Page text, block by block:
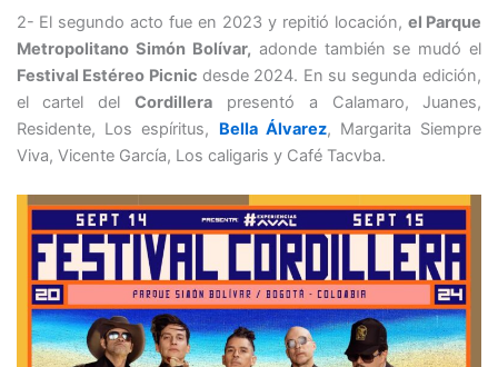
2- El segundo acto fue en 2023 y repitió locación, el Parque
Metropolitano Simón Bolívar, adonde también se mudó el
Festival Estéreo Picnic desde 2024. En su segunda edición,
el cartel delCordillera presentó a Calamaro, Juanes,
Residente, Los espíritus, Bella Álvarez, Margarita Siempre
Viva, Vicente García, Los caligaris y Café Tacvba.